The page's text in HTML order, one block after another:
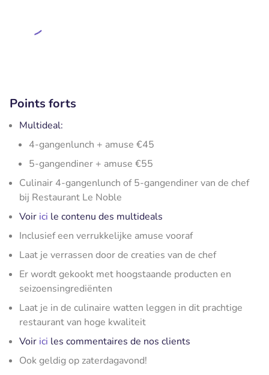
Points forts
Multideal:
4-gangenlunch + amuse €45
5-gangendiner + amuse €55
Culinair 4-gangenlunch of 5-gangendiner van de chef
bij Restaurant Le Noble
Voir ici le contenu des multideals
Inclusief een verrukkelijke amuse vooraf
Laat je verrassen door de creaties van de chef
Er wordt gekookt met hoogstaande producten en
seizoensingrediënten
Laat je in de culinaire watten leggen in dit prachtige
restaurant van hoge kwaliteit
Voir ici les commentaires de nos clients
Ook geldig op zaterdagavond!